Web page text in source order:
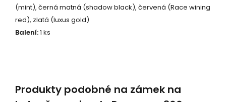
(mint), černá matná (shadow black), červená (Race wining
red), zlatá (luxus gold)
Balení:1 ks
Produkty podobné na zámek na